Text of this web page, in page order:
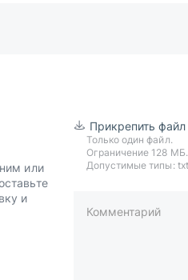
или
и
Прикрепить файл
Только один файл.
Ограничение 128 МБ.
Допустимые типы:
Комментарий
пример: